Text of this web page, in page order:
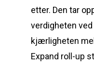
etter. Den tar
verdigheten
kjærligheten
Expand roll-up